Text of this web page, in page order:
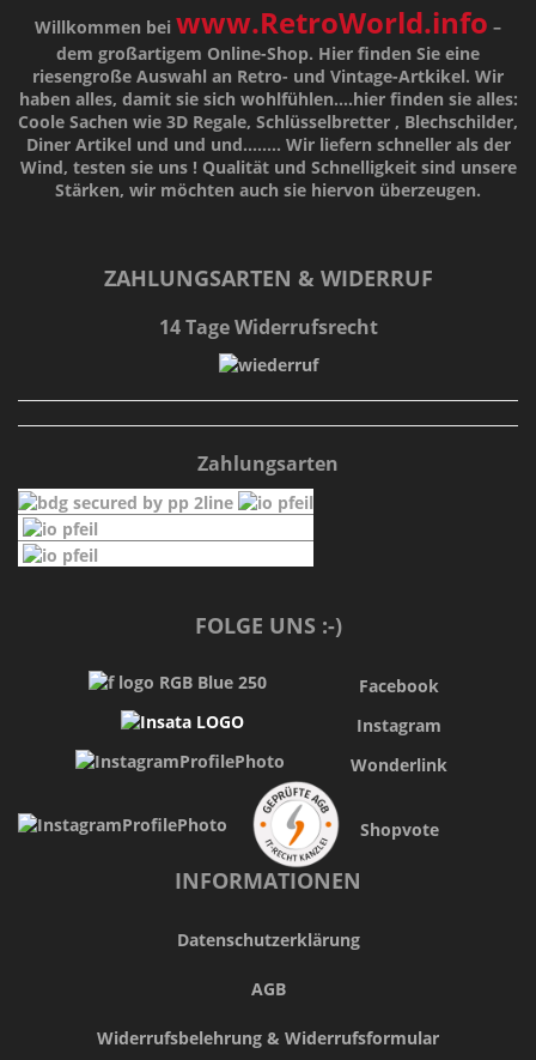
Willkommen bei www.RetroWorld.info –
dem großartigem Online-Shop. Hier finden Sie eine
riesengroße Auswahl an Retro- und Vintage-Artkikel. Wir
haben alles, damit sie sich wohlfühlen....hier finden sie alles:
Coole Sachen wie 3D Regale, Schlüsselbretter , Blechschilder,
Diner Artikel und und und........ Wir liefern schneller als der
Wind, testen sie uns ! Qualitätund Schnelligkeitsind unsere
Stärken, wir möchten auch sie hiervon überzeugen.
ZAHLUNGSARTEN & WIDERRUF
14 Tage Widerrufsrecht
Zahlungsarten
FOLGE UNS :-)
Facebook
Instagram
Wonderlink
Shopvote
INFORMATIONEN
Datenschutzerklärung
AGB
Widerrufsbelehrung & Widerrufsformular